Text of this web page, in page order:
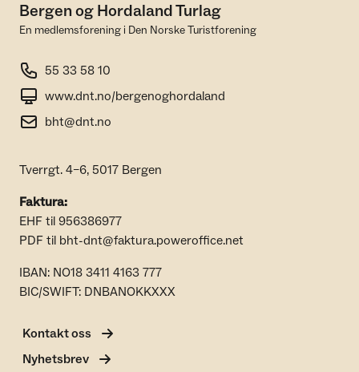
Bergen og Hordaland Turlag
En medlemsforening i Den Norske Turistforening
55 33 58 10
www.dnt.no/bergenoghordaland
bht@dnt.no
Tverrgt. 4–6, 5017 Bergen
Faktura:
EHF til 956386977
PDF til bht-dnt@faktura.poweroffice.net
IBAN: NO18 3411 4163 777
BIC/SWIFT: DNBANOKKXXX
Kontakt oss
Nyhetsbrev